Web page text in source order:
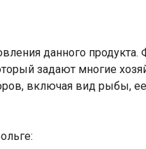
данного продукта.
задают многие
включая вид рыбы,